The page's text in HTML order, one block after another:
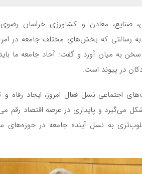
صنایع، معادن و کشاورزی خراسان
رسالتی که بخش‌های مختلف جامعه در امر
به میان آورد و گفت: آحاد جامعه ما باید
در پیوند است.
اجتماعی نسل فعال امروز، ایجاد رفاه
می‌گیرد و پایداری در عرصه اقتصاد رقم
به نسل آینده جامعه در حوزه‌های